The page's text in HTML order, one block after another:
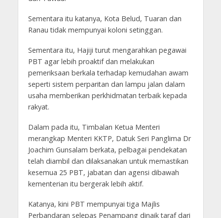
Sementara itu katanya, Kota Belud, Tuaran dan
Ranau tidak mempunyai koloni setinggan.
Sementara itu, Hajiji turut mengarahkan pegawai
PBT agar lebih proaktif dan melakukan
pemeriksaan berkala terhadap kemudahan awam
seperti sistem perparitan dan lampu jalan dalam
usaha memberikan perkhidmatan terbaik kepada
rakyat.
Dalam pada itu, Timbalan Ketua Menteri
merangkap Menteri KKTP, Datuk Seri Panglima Dr
Joachim Gunsalam berkata, pelbagai pendekatan
telah diambil dan dilaksanakan untuk memastikan
kesemua 25 PBT, jabatan dan agensi dibawah
kementerian itu bergerak lebih aktif.
Katanya, kini PBT mempunyai tiga Majlis
Perbandaran selepas Penampang dinaik taraf dari